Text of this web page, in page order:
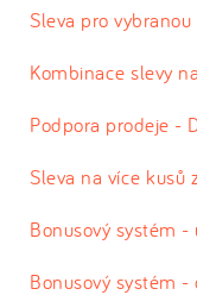
Sleva pro
Kombinace slevy
Podpora prodeje -
Sleva na více kusů
Bonusový systém -
Bonusový systém